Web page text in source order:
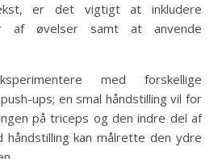
er det vigtigt at inkludere
af øvelser samt at anvende
med forskellige
ups; en smal håndstilling vil for
på triceps og den indre del af
kan målrette den ydre